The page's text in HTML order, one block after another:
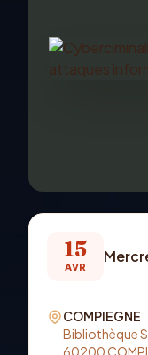
15
AVR
COMPIEGNE
Bibliothèque
60200